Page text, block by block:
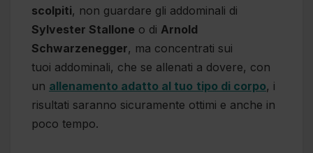
scolpiti, non guardare gli addominali di
Sylvester Stallone o di Arnold
Schwarzenegger, ma concentrati sui
tuoi addominali, che se allenati a dovere, con
un allenamento adatto al tuo tipo di corpo, i
risultati saranno sicuramente ottimi e anche in
poco tempo.